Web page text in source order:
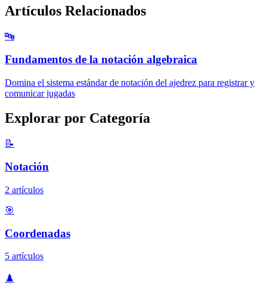
Artículos Relacionados
🔤
Fundamentos de la notación algebraica
Domina el sistema estándar de notación del ajedrez para registrar y
comunicar jugadas
Explorar por Categoría
📝
Notación
2 artículos
🎯
Coordenadas
5 artículos
♟️